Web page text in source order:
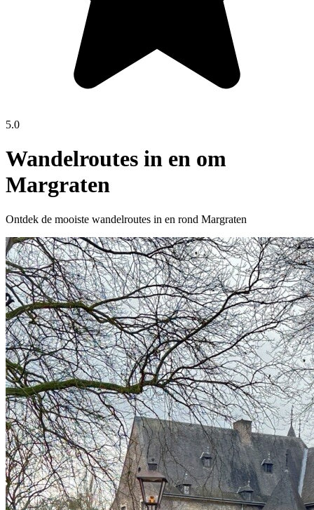
5.0
Wandelroutes in en om
Margraten
Ontdek de mooiste wandelroutes in en rond Margraten